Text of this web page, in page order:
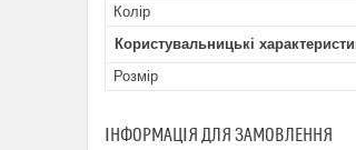
Колір
Користувальницькі
Розмір
ІНФОРМАЦІЯ ДЛЯ ЗАМОВЛЕННЯ